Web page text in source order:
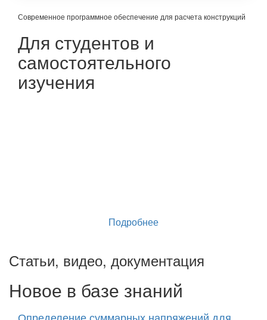
Современное программное обеспечение для расчета конструкций
Для студентов и
самостоятельного
изучения
Подробнее
Статьи, видео, документация
Новое в базе знаний
Определение суммарных напряжений для